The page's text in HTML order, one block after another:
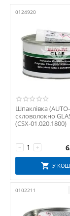
0124920
Шпаклівка
скловолокно
(CSX-01.020.1800)
+
−
У
0102211